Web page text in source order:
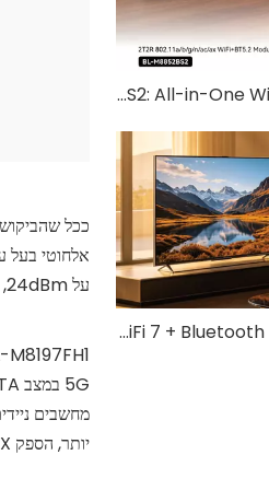
על 24dBm, מה שמאפשר מרחקי שידור תמונה מורחבים. פתרון זה תואם לפלטפורמות פופולריות כגון Fuhang, Allwinner ו- HiSilicon.
יותר, הספק TX נמוך מותאם אישית ויכולות RX ברמה גבוהה מתאימות יותר לתקשורת ממסר 2.4G WLAN מרחק אפס.
BL-M8852BS2: All-in-One WiFi 6 + Bluetooth 5.2 פתרון אלחוטי
BL-M7925AU1 WiFi 7 + Bluetooth 5.4 Combo Module | פתרון תלת-בנד אלחוטי במהירות גבוהה